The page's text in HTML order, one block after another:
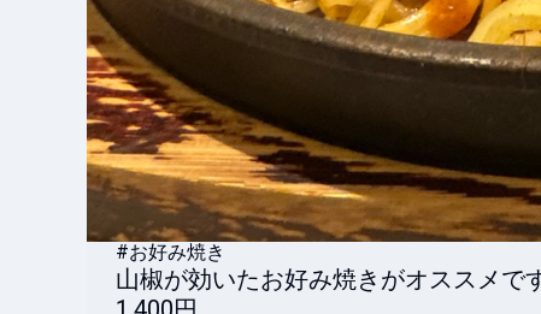
#お好み焼き
山椒が効いたお好み焼きがオススメで